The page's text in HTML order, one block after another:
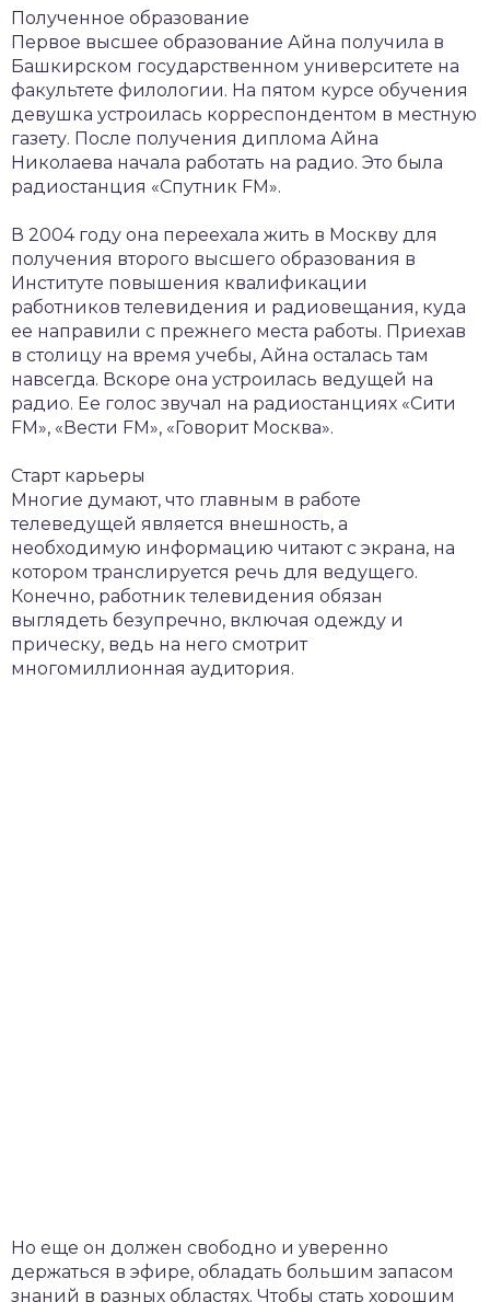
Полученное образование
Первое высшее образование Айна получила в
Башкирском государственном университете на
факультете филологии. На пятом курсе обучения
девушка устроилась корреспондентом в местную
газету. После получения диплома Айна
Николаева начала работать на радио. Это была
радиостанция «Спутник FM».
В 2004 году она переехала жить в Москву для
получения второго высшего образования в
Институте повышения квалификации
работников телевидения и радиовещания, куда
ее направили с прежнего места работы. Приехав
в столицу на время учебы, Айна осталась там
навсегда. Вскоре она устроилась ведущей на
радио. Ее голос звучал на радиостанциях «Сити
FM», «Вести FM», «Говорит Москва».
Старт карьеры
Многие думают, что главным в работе
телеведущей является внешность, а
необходимую информацию читают с экрана, на
котором транслируется речь для ведущего.
Конечно, работник телевидения обязан
выглядеть безупречно, включая одежду и
прическу, ведь на него смотрит
многомиллионная аудитория.
Но еще он должен свободно и уверенно
держаться в эфире, обладать большим запасом
знаний в разных областях. Чтобы стать хорошим